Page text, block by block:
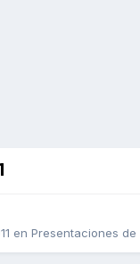
en Presentaciones